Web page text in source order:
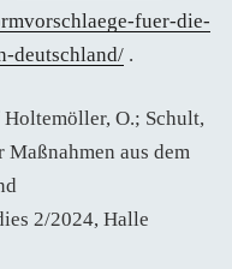
fuer-die-
deutschland/ .
O.; Schult,
aus dem
2/2024, Halle